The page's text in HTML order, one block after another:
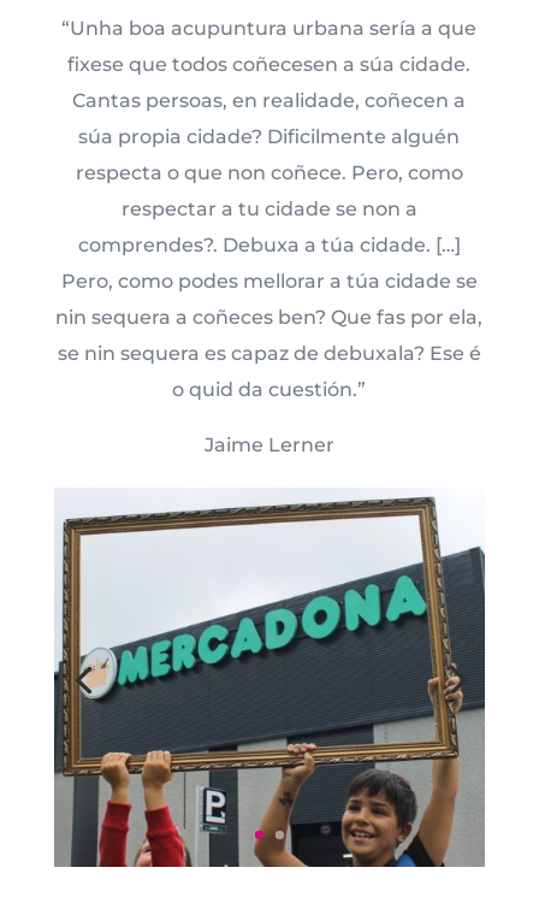
“Unha boa acupuntura urbana sería a que
fixese que todos coñecesen a súa cidade.
Cantas persoas, en realidade, coñecen a
súa propia cidade? Dificilmente alguén
respecta o que non coñece. Pero, como
respectar a tu cidade se non a
comprendes?. Debuxa a túa cidade. […]
Pero, como podes mellorar a túa cidade se
nin sequera a coñeces ben? Que fas por ela,
se nin sequera es capaz de debuxala? Ese é
o quid da cuestión.”
Jaime Lerner